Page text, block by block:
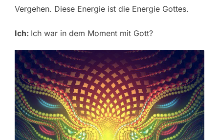
Vergehen. Diese Energie ist die Energie Gottes.
Ich: Ich war in dem Moment mit Gott?